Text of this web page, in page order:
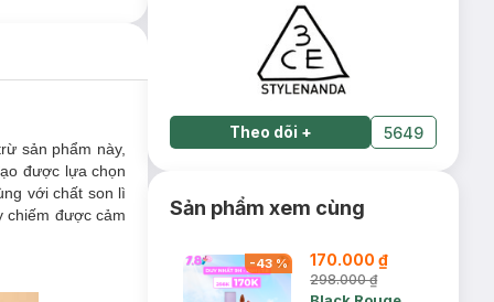
sản phẩm này,
được lựa chọn
với chất son lì
chiếm được cảm
Theo dõi + 5649
Sản phẩm xem cùng
-43% 170.000 ₫
298.000 ₫